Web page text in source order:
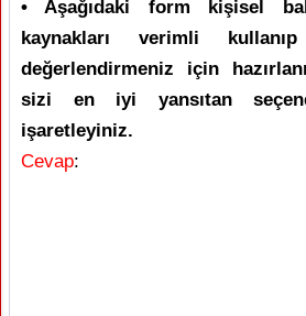
• Aşağıdaki form kişisel
kaynakları verimli kullanıp
değerlendirmeniz için
sizi en iyi yansıtan
işaretleyiniz.
Cevap: